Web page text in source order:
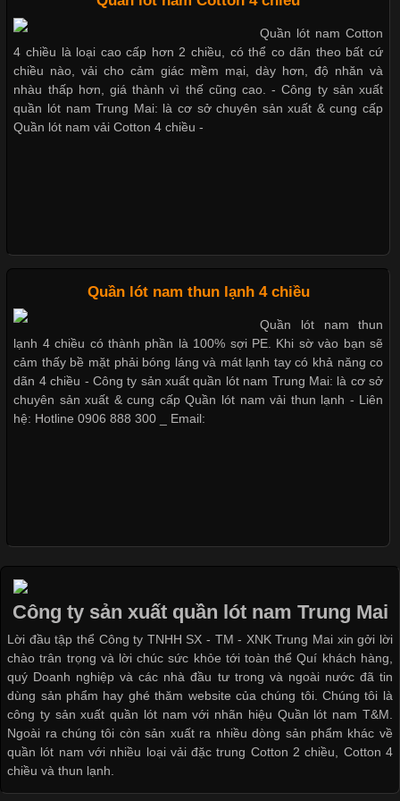
Cập nhật 2026-05-20 14:58:56
Vải thun là một trong những chất liệu được sử dụng rộng rãi
nhất trong ngành thời trang nhờ đặc tính co giãn, mềm mại và
thoải mái khi mặc. Từ áo thun, đồ thể thao cho đến đồ lót nam,
vải thun luôn đóng vai trò quan trọng trong quá trình sản xuất.
Cập nhật 2026-05-09 15:58:23
Các Form Áo Thun Phổ Biến Hiện Nay Và Xu Hướng Trong
Ngành May Mặc Áo thun là một trong những trang phục quen
thuộc và được sử dụng phổ biến nhất hiện nay. Không chỉ đa
dạng về màu sắc hay chất liệu, áo thun còn có nhiều form dáng
khác nhau để phù hợp với từng phong cách thời trang và nhu
cầu
Áo phông là một trong những trang phục phổ biến nhất trong
đời sống hiện đại nhờ sự tiện lợi, thoải mái và dễ phối đồ.
Không chỉ xuất hiện trong thời trang thường ngày, áo phông còn
được ứng dụng rộng rãi trong ngành sản xuất may mặc, đặc
biệt là các sản phẩm từ vải thun. Hiện nay,
Công Nghệ In Chuyển Nhiệt Trong Ngành Thời Trang Hiện
Bộ sưu tập quần lót nam Boxer TpHCM
Quần lót nam boxer thun lạnh
Quần lót nam Cotton
4 chiều là loại cao cấp hơn 2 chiều, có thể co dãn theo bất cứ
chiều nào, vải cho cảm giác mềm mại, dày hơn, độ nhăn và
nhàu thấp hơn, giá thành vì thế cũng cao. - Công ty sản xuất
quần lót nam Trung Mai: là cơ sở chuyên sản xuất & cung cấp
Quần lót nam vải Cotton 4 chiều -
Quần lót nam thun lạnh 4 chiều
Quần lót nam thun
lạnh 4 chiều có thành phần là 100% sợi PE. Khi sờ vào bạn sẽ
cảm thấy bề mặt phải bóng láng và mát lạnh tay có khả năng co
dãn 4 chiều - Công ty sản xuất quần lót nam Trung Mai: là cơ sở
chuyên sản xuất & cung cấp Quần lót nam vải thun lạnh - Liên
hệ: Hotline 0906 888 300 _ Email:
Công ty sản xuất quần lót nam Trung Mai
Lời đầu tập thể Công ty TNHH SX - TM - XNK Trung Mai xin gởi lời
chào trân trọng và lời chúc sức khỏe tới toàn thể Quí khách hàng,
quý Doanh nghiệp và các nhà đầu tư trong và ngoài nước đã tin
dùng sản phẩm hay ghé thăm website của chúng tôi. Chúng tôi là
công ty sản xuất quần lót nam với nhãn hiệu Quần lót nam T&M.
Ngoài ra chúng tôi còn sản xuất ra nhiều dòng sản phẩm khác về
quần lót nam với nhiều loại vải đặc trung Cotton 2 chiều, Cotton 4
chiều và thun lạnh.